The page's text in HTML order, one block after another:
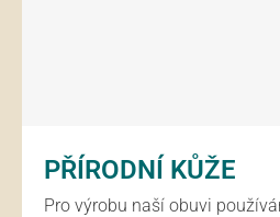
PŘÍRODNÍ KŮŽE
Pro výrobu naší obuvi